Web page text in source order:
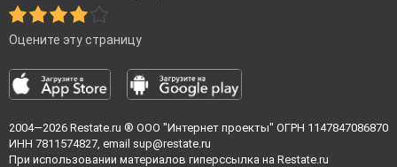
Оцените эту страницу
2004—2026 Restate.ru ® ООО "Интернет проекты" ОГРН 1147847086870
ИНН 7811574827, email sup@restate.ru
При использовании материалов гиперссылка на Restate.ru